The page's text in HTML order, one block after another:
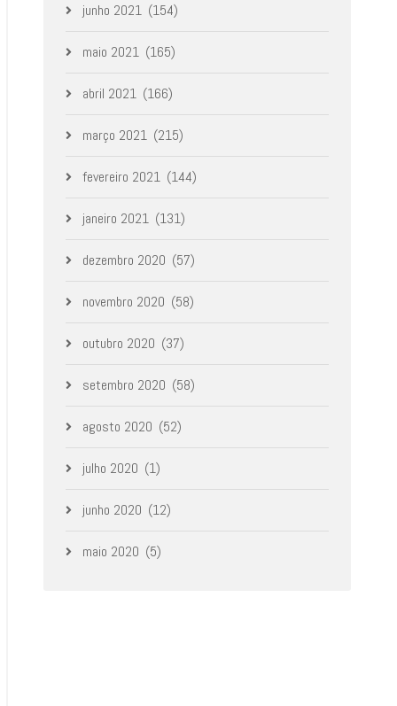
junho 2021 (154)
maio 2021 (165)
abril 2021 (166)
março 2021 (215)
fevereiro 2021 (144)
janeiro 2021 (131)
dezembro 2020 (57)
novembro 2020 (58)
outubro 2020 (37)
setembro 2020 (58)
agosto 2020 (52)
julho 2020 (1)
junho 2020 (12)
maio 2020 (5)